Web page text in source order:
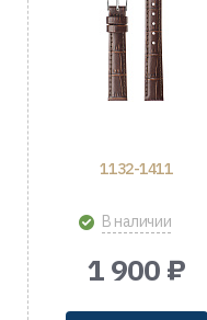
1132-1411
В наличии
1 900 ₽